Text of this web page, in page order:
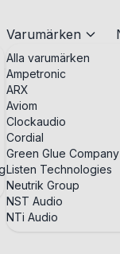
Varumärken
Alla varumärken
Ampetronic
ARX
Aviom
Clockaudio
Cordial
Green Glue Company
Listen Technologies
Neutrik Group
NST Audio
NTi Audio